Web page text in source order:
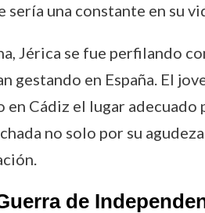
una constante en su
Jérica se fue perfilando
en España. El
Cádiz el lugar
no solo por su
de